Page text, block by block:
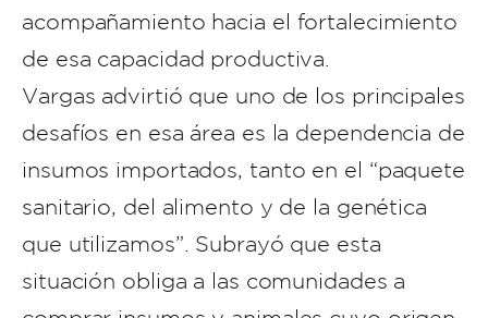
acompañamiento hacia el fortalecimiento
de esa capacidad productiva.
Vargas advirtió que uno de los principales
desafíos en esa área es la dependencia de
insumos importados, tanto en el “paquete
sanitario, del alimento y de la genética
que utilizamos”. Subrayó que esta
situación obliga a las comunidades a